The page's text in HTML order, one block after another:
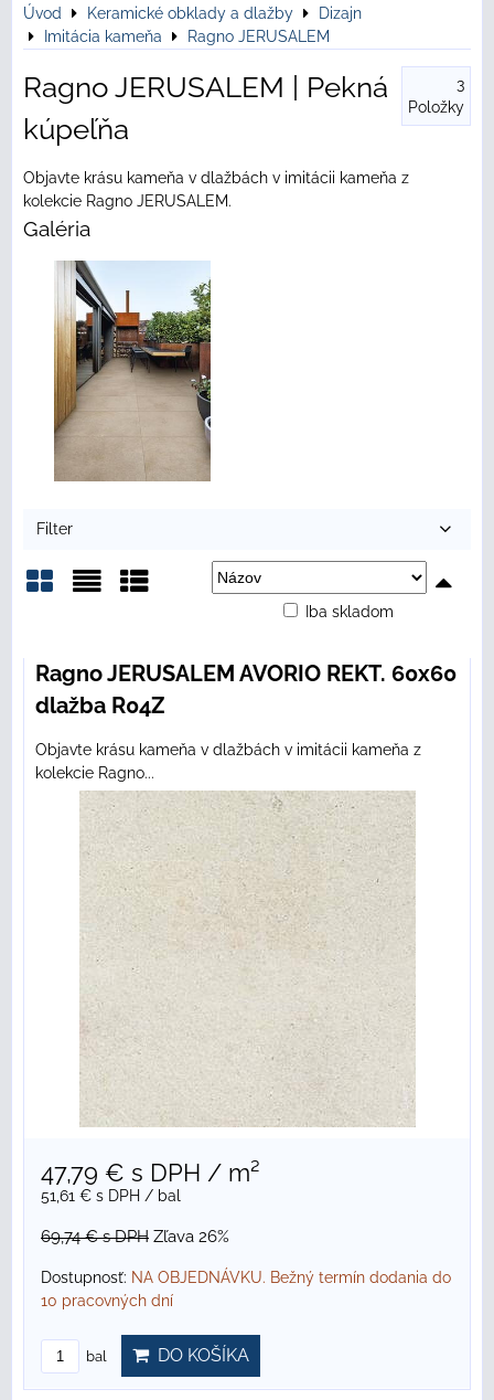
Úvod Keramické obklady a dlažby
Dizajn
Imitácia kameňa
Ragno JERUSALEM
Ragno JERUSALEM | Pekná
kúpeľňa
3
Položky
Objavte krásu kameňa v dlažbách v imitácii kameňa z
kolekcie Ragno JERUSALEM.
Galéria
Filter
Iba skladom
Ragno JERUSALEM AVORIO REKT. 60x60
dlažba R04Z
Objavte krásu kameňa v dlažbách v imitácii kameňa z
kolekcie Ragno...
47,79 € s DPH / m²
51,61 € s DPH / bal
69,74 €s DPH Zľava 26%
Dostupnosť: NA OBJEDNÁVKU. Bežný termín dodania do
10 pracovných dní
bal DO KOŠÍKA